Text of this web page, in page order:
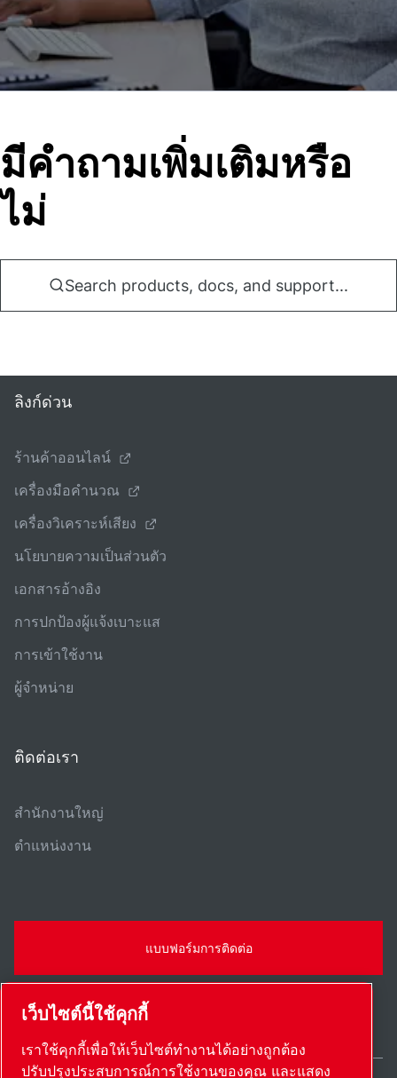
มีคําถามเพิ่มเติมหรือ
ไม่
Search products, docs, and support...
ลิงก์ด่วน
ร้านค้าออนไลน์
เครื่องมือคํานวณ
เครื่องวิเคราะห์เสียง
นโยบายความเป็นส่วนตัว
เอกสารอ้างอิง
การปกป้องผู้แจ้งเบาะแส
การเข้าใช้งาน
ผู้จําหน่าย
ติดต่อเรา
สํานักงานใหญ่
ตําแหน่งงาน
แบบฟอร์มการติดต่อ
เว็บไซต์นี้ใช้คุกกี้
เราใช้คุกกี้เพื่อให้เว็บไซต์ทำงานได้อย่างถูกต้อง
ปรับปรุงประสบการณ์การใช้งานของคุณ และแสดง